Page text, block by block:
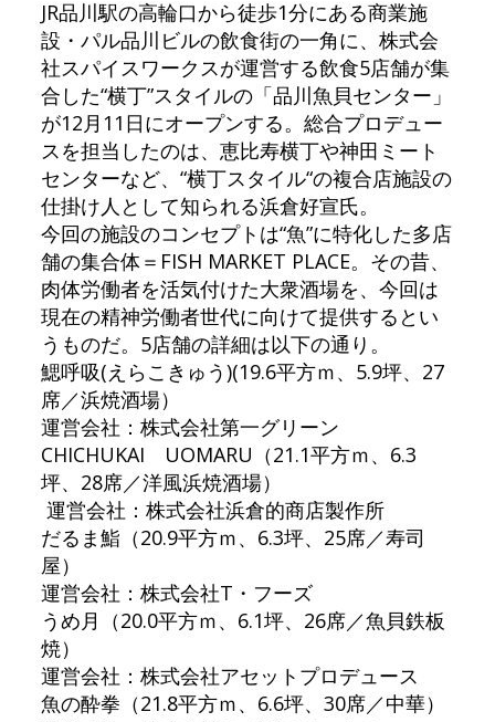
JR品川駅の高輪口から徒歩1分にある商業施
設・パル品川ビルの飲食街の一角に、株式会
社スパイスワークスが運営する飲食5店舗が集
合した“横丁”スタイルの「品川魚貝センター」
が12月11日にオープンする。総合プロデュー
スを担当したのは、恵比寿横丁や神田ミート
センターなど、“横丁スタイル“の複合店施設の
仕掛け人として知られる浜倉好宣氏。
今回の施設のコンセプトは“魚”に特化した多店
舗の集合体＝FISH MARKET PLACE。その昔、
肉体労働者を活気付けた大衆酒場を、今回は
現在の精神労働者世代に向けて提供するとい
うものだ。5店舗の詳細は以下の通り。
鰓呼吸(えらこきゅう)(19.6平方ｍ、5.9坪、27
席／浜焼酒場）
運営会社：株式会社第一グリーン
CHICHUKAI UOMARU（21.1平方ｍ、6.3
坪、28席／洋風浜焼酒場）
運営会社：株式会社浜倉的商店製作所
だるま鮨（20.9平方ｍ、6.3坪、25席／寿司
屋）
運営会社：株式会社T・フーズ
うめ月（20.0平方ｍ、6.1坪、26席／魚貝鉄板
焼）
運営会社：株式会社アセットプロデュース
魚の酔拳（21.8平方ｍ、6.6坪、30席／中華）